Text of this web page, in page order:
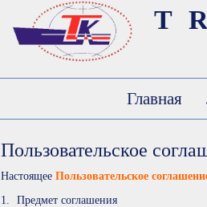
Главная
Пользовательское
НастоящееПользовательское
Предмет соглашения